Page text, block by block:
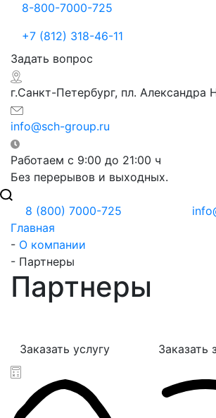
8-800-7000-725
+7 (812) 318-46-11
Задать вопрос
г.Санкт-Петербург, пл. Александра
info@sch-group.ru
Работаем с 9:00 до 21:00 ч
Без перерывов и выходных.
8 (800) 7000-725
Главная
- О компании
- Партнеры
Партнеры
Заказать услугу Заказать